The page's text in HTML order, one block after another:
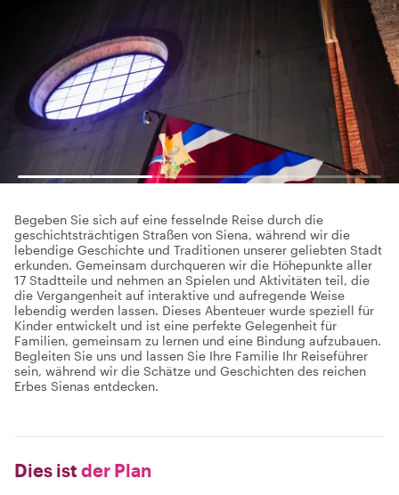
Begeben Sie sich auf eine fesselnde Reise durch die
geschichtsträchtigen Straßen von Siena, während wir die
lebendige Geschichte und Traditionen unserer geliebten Stadt
erkunden. Gemeinsam durchqueren wir die Höhepunkte aller
17 Stadtteile und nehmen an Spielen und Aktivitäten teil, die
die Vergangenheit auf interaktive und aufregende Weise
lebendig werden lassen. Dieses Abenteuer wurde speziell für
Kinder entwickelt und ist eine perfekte Gelegenheit für
Familien, gemeinsam zu lernen und eine Bindung aufzubauen.
Begleiten Sie uns und lassen Sie Ihre Familie Ihr Reiseführer
sein, während wir die Schätze und Geschichten des reichen
Erbes Sienas entdecken.
Dies ist der Plan